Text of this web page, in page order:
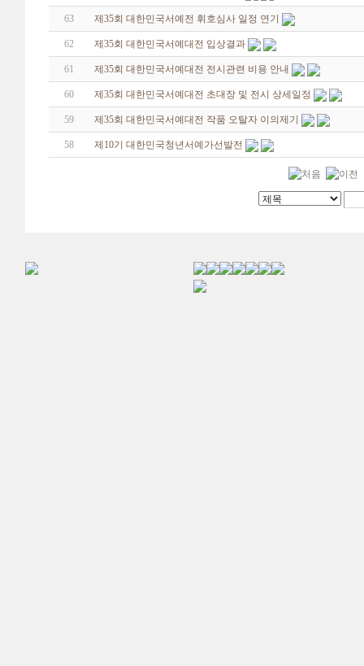
63 제35회 대한민국서예전 휘호심사 일정 연기
62 제35회 대한민국서예대전 입상결과
61 제35회 대한민국서예대전 전시관련 비용 안내
60 제35회 대한민국서예대전 초대장 및 전시 상세일정
59 제35회 대한민국서예대전 작품 오탈자 이의제기
58 제10기 대한민국청년서예가선발전